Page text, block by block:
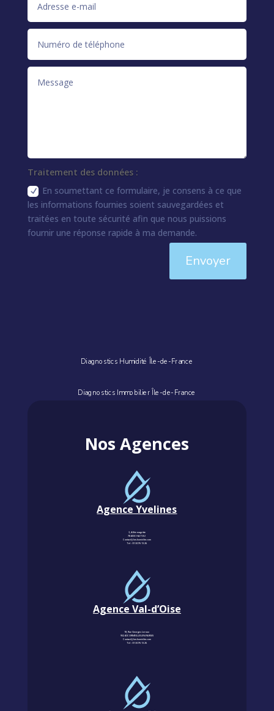
Traitement des données :
En soumettant ce formulaire, je consens à ce que
les informations fournies soient sauvegardées et
traitées en toute sécurité afin que nous puissions
fournir une réponse rapide à ma demande.
Envoyer
Diagnostics Humidité Île-de-France
Diagnostics Immobilier Île-de-France
Nos Agences
Agence Yvelines
3, Allée magritte
78400 CHATOU
Contact@km-humidite.com
Tel :01 30 76 13 26
Agence Val-d’Oise
18, Rue Georges Leroux
95240 CORMEILLES-EN-PARISIS
Contact@km-humidite.com
Tel :01 30 76 13 26